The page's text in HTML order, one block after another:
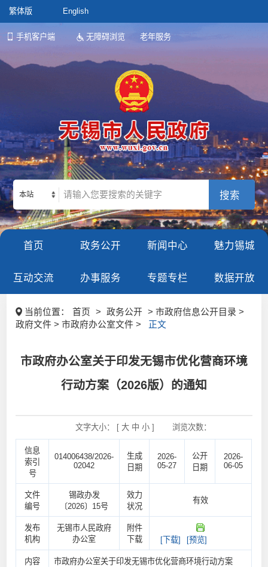
繁体版 English
手机客户端 无障碍浏览 老年服务
本站
首页 政务公开 新闻中心 魅力锡城
互动交流 办事服务 专题专栏 数据开放
当前位置： 首页 > 政务公开
> 市政府信息公开目录 >
政府文件 > 市政府办公室文件 >
正文
市政府办公室关于印发无锡市优化营商环境
行动方案（2026版）的通知
文字大小： [ 大 中 小] 浏览次数：
信息
索引
号
014006438/2026-
02042
生成
日期
2026-
05-27
公开
日期
2026-
06-05
文件
编号
锡政办发
〔2026〕15号
效力
状况
有效
发布
机构
无锡市人民政府
办公室
附件
下载
[下载] [预览]
内容
市政府办公室关于印发无锡市优化营商环境行动方案